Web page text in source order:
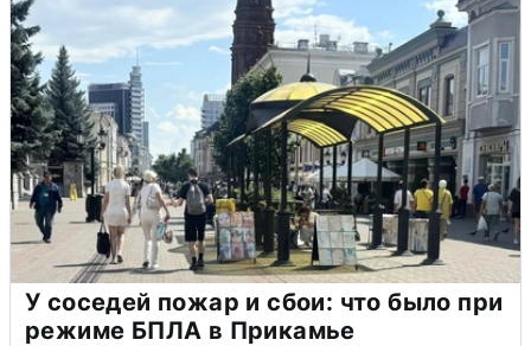
У соседей пожар и сбои: что было при
режиме БПЛА в Прикамье